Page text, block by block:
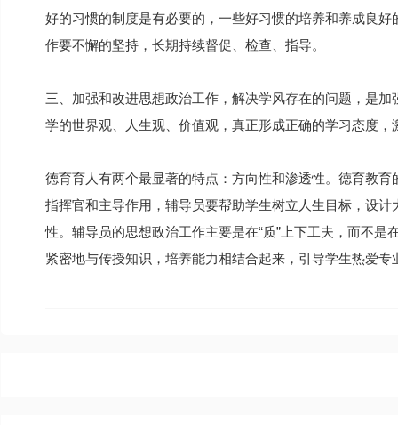
好的习惯的制度是有必要的，一些好习惯的培养和养成良
作要不懈的坚持，长期持续督促、检查、指导。
三、加强和改进思想政治工作，解决学风存在的问题，是
学的世界观、人生观、价值观，真正形成正确的学习态度，
德育育人有两个最显著的特点：方向性和渗透性。德育教
指挥官和主导作用，辅导员要帮助学生树立人生目标，设
性。辅导员的思想政治工作主要是在“质”上下工夫，而不
紧密地与传授知识，培养能力相结合起来，引导学生热爱